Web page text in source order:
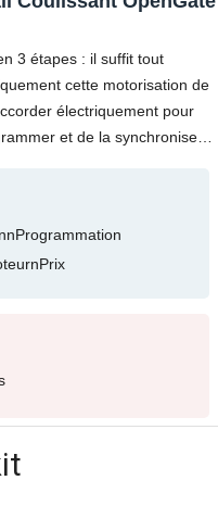
3 étapes : il suffit tout
cette motorisation de
électriquement pour
et de la synchroniser